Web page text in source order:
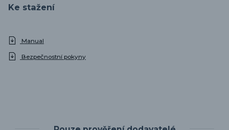
Ke stažení
Manual
Bezpečnostní pokyny